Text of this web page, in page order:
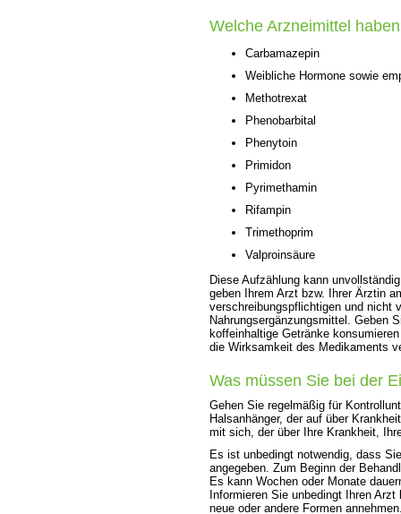
Welche Arzneimittel
Carbamazepin
Weibliche Hormone sowie
Methotrexat
Phenobarbital
Phenytoin
Primidon
Pyrimethamin
Rifampin
Trimethoprim
Valproinsäure
Diese Aufzählung kann
geben Ihrem Arzt bzw. Ihrer Ärztin
verschreibungspflichtigen und nicht
Nahrungsergänzungsmittel. Geben
koffeinhaltige Getränke
die Wirksamkeit des Medikaments
Was müssen Sie bei der
Gehen Sie regelmäßig für
Halsanhänger, der auf über
mit sich, der über Ihre Krankheit,
Es ist unbedingt notwendig, dass
angegeben. Zum Beginn der
Es kann Wochen oder Monate
Informieren Sie unbedingt Ihren
neue oder andere Formen